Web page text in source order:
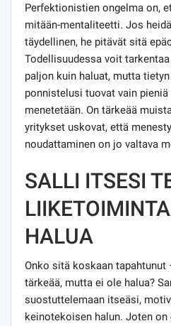
Perfektionistien ongelma on,
mitään-mentaliteetti. Jos
täydellinen, he pitävät sitä
Todellisuudessa voit
paljon kuin haluat, mutta
ponnistelusi tuovat vain
menetetään. On tärkeää
yritykset uskovat, että
noudattaminen on jo valtava
SALLI ITSESI
HALUA
Onko sitä koskaan
tärkeää, mutta ei ole halua?
suostuttelemaan itseäsi,
keinotekoisen halun. Joten on